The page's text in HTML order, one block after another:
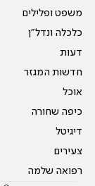
משפט ופלילים
כלכלה ונדל"ן
דעות
חדשות המגזר
אוכל
כיפה שחורה
דיגיטל
צעירים
רפואה שלמה